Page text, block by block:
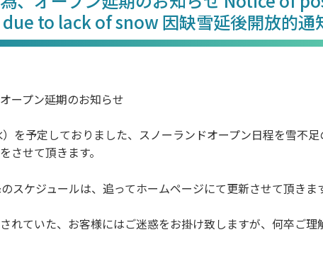
to lack of snow 因缺雪延後開放的通
ープン延期のお知らせ
）を予定しておりました、スノーランドオープン日程を
させて頂きます。
スケジュールは、追ってホームページにて更新させて頂きま
れていた、お客様にはご迷惑をお掛け致しますが、何卒ご